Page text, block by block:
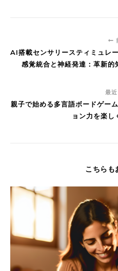
AI搭載センサリースティミュレ
感覚統合と神経発達：革新的
最近
親子で始める多言語ボードゲー
ョン力を楽し
こちらも